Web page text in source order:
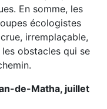
En somme, les
écologistes
irremplaçable,
obstacles qui se
de-Matha, juillet